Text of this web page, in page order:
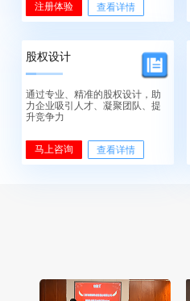
注册体验 查看详情
股权设计
通过专业、精准的股权设计，助
力企业吸引人才、凝聚团队、提
升竞争力
马上咨询 查看详情